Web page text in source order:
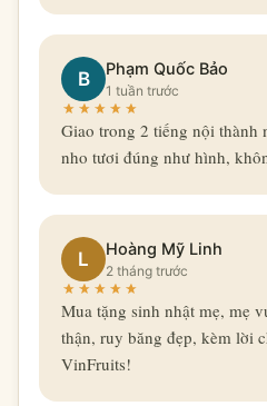
B Phạm Quốc Bảo
1 tuần trước
Giao trong 2 tiếng nội thành
nho tươi đúng như hình,
L Hoàng Mỹ Linh
2 tháng trước
Mua tặng sinh nhật mẹ, mẹ
thận, ruy băng đẹp, kèm lời
VinFruits!